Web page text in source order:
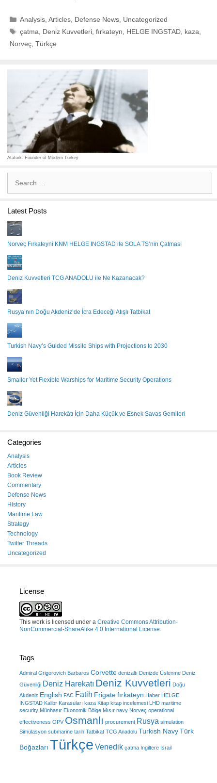
Categories
Analysis ,Articles Defense News Uncategorized
Tags
çatma Deniz Kuvvetleri ,fırkateyn HELGE INGSTAD kaza
Norveç Türkçe
Atatürk: Founder of Modern Turkey
Search
Latest Posts
Norveç Fırkateyni KNM HELGE INGSTAD ile SOLA TS’nin Çatması
Deniz Kuvvetleri TCG ANADOLU ile Ne Kazanacak?
Rusya’nın Doğu Akdeniz’de İcra Edeceği Atışlı Tatbikat
Turkish Navy’s Guided Missile Ships with Projections to 2030
Smaller Yet Flexible Warships for Maritime Security Operations
Deniz Güvenliği Harekâtı İçin Daha Küçük ve Esnek Savaş Gemileri
Categories
Analysis
Articles
Book Review
Commentary
Defense News
History
Maritime Law
Strategy
Technology
Twitter Threads
Uncategorized
License
This work is licensed under a Creative Commons Attribution-
NonCommercial-ShareAlike 4.0 International License
Tags
Admiral Grigorovich Barbaros Corvette denizaltı Denizde Üslenme Deniz
Güvenliği Deniz Harekatı Deniz Kuvvetleri Doğu
Akdeniz English FAC Fatih Frigatefırkateyn Haber HELGE
INGSTAD Kalibr Karasuları kaza Kitap kitap incelemesi LHD maritime
security Münhasır Ekonomik Bölge Mısır navy Norveç operational
effectiveness OPV Osmanlı procurement Rusya simulation
Simülasyon submarine tarih Tatbikat TCG Anadolu Turkish NavyTürk
Boğazları Türkçe Venedik çatma İngiltere İsrail